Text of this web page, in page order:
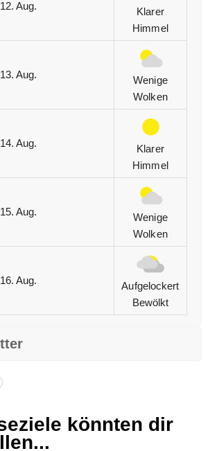
12. Aug.
Klarer
Himmel
13. Aug.
Wenige
Wolken
14. Aug.
Klarer
Himmel
15. Aug.
Wenige
Wolken
16. Aug.
Aufgelockert
Bewölkt
könnten dir